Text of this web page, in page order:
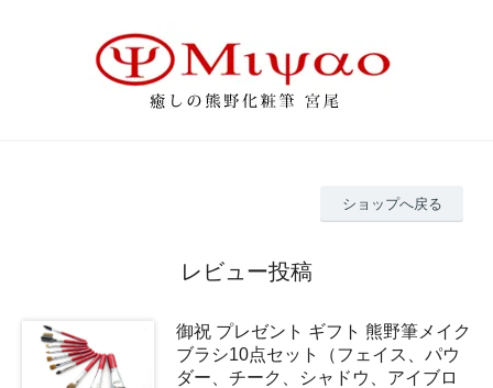
ショップへ戻る
レビュー投稿
御祝 プレゼント ギフト 熊野筆メイク
ブラシ10点セット（フェイス、パウ
ダー、チーク、シャドウ、アイブロ